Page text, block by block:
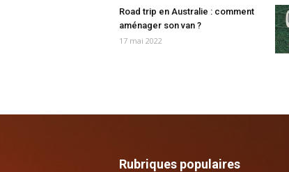
Road trip en Australie : comment
aménager son van ?
17 mai 2022
Rubriques populaires